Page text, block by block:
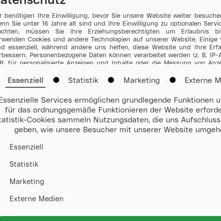
benötigen Ihre Einwilligung, bevor Sie unsere Website weiter
Sie unter 16 Jahre alt sind und Ihre Einwilligung zu optionalen
müssen Sie Ihre Erziehungsberechtigten um Erlaubnis
Cookies und andere Technologien auf unserer Website. Einige
essenziell, während andere uns helfen, diese Website und Ihre
Personenbezogene Daten können verarbeitet werden (z. B. IP-
für personalisierte Anzeigen und Inhalte oder die Messung von
Datenschutzerklärung. Es besteht keine Verpflichtung, in die
Daten einzuwilligen, um dieses Angebot zu nutzen. Sie können
individueller Einstellungen möglicherweise nicht alle
verfügbar sind. Einige Services verarbeiten personenbezogene
Mit Ihrer Einwilligung zur Nutzung dieser Services willigen Sie
Ihrer Daten in den USA gemäß Art. 49 (1) lit. a GDPR ein. Der
USA als ein Land mit unzureichendem Datenschutz nach EU-
beispielsweise die Gefahr, dass US-Behörden
verarbeiten, ohne dass für Europäerinnen
Essenziell Statistik Marketing Externe
Essenzielle Services ermöglichen grundlegende Funktionen
für das ordnungsgemäße Funktionieren der Website
Cookies sammeln Nutzungsdaten, die uns
geben, wie unsere Besucher mit unserer Website
Essenziell
Statistik
Marketing
Externe Medien
Bitte wählen Sie ein Datum aus.
07.10.2026
keine Ergebnisse gefunden werden. Bitte